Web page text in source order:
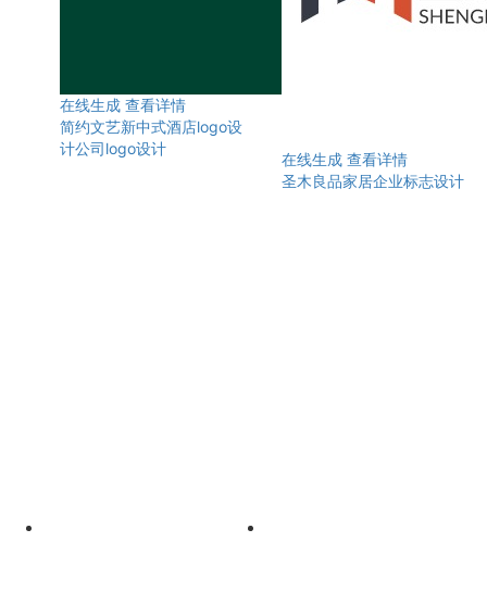
在线生成 查看详情
简约文艺新中式酒店logo设
计公司logo设计
在线生成 查看详情
圣木良品家居企业标志设计